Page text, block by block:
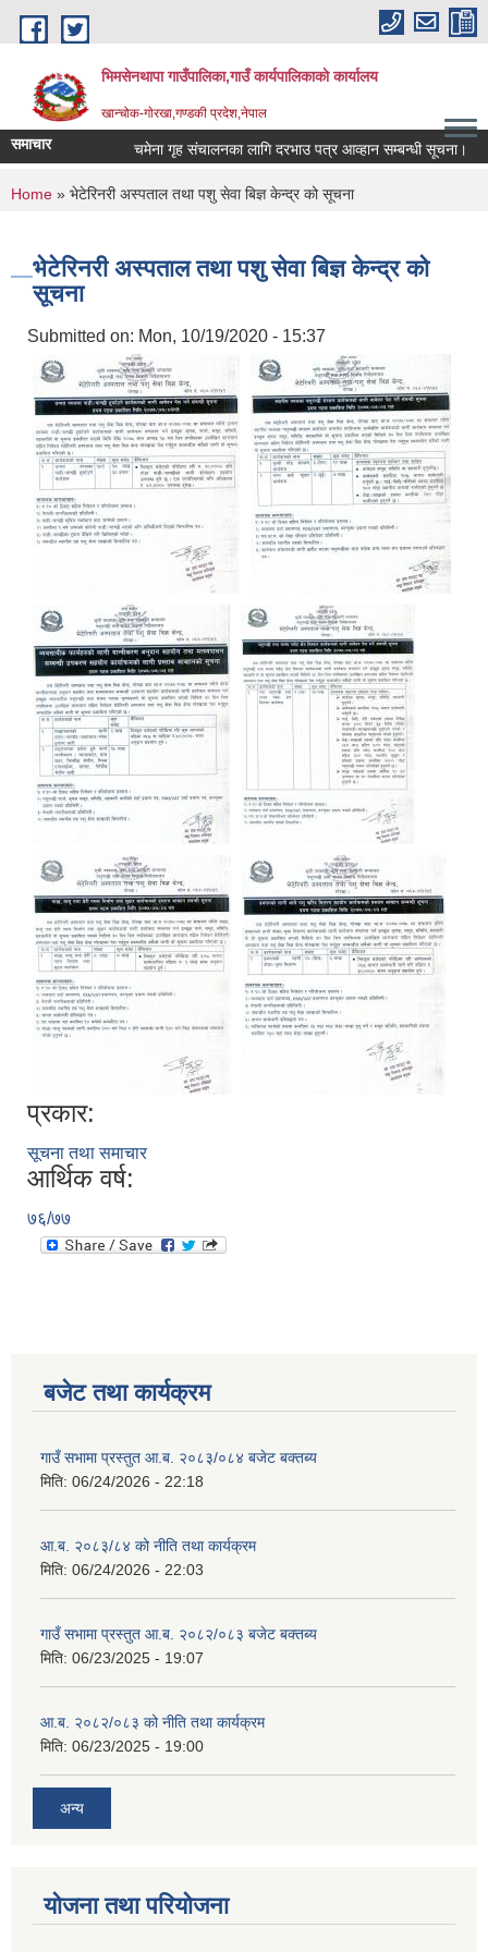
Skip to main content
भिमसेनथापा गाउँपालिका,गाउँ कार्यपालिकाकाे कार्यालय
खान्चोक-गाेरखा,गण्डकी प्रदेश,नेपाल
समाचार चमेना गृह संचालनका लागि दरभाउ पत्र आव्हान सम्बन्धी सूचना।
You are here
Home » भेटेरिनरी अस्पताल तथा पशु सेवा बिज्ञ केन्द्र को सूचना
भेटेरिनरी अस्पताल तथा पशु सेवा बिज्ञ केन्द्र को
सूचना
Submitted on: Mon, 10/19/2020 - 15:37
प्रकार:
सूचना तथा समाचार
आर्थिक वर्ष:
७६/७७
बजेट तथा कार्यक्रम
गाउँ सभामा प्रस्तुत आ.ब. २०८३/०८४ बजेट बक्तब्य
मिति: 06/24/2026 - 22:18
आ.ब. २०८३/८४ को नीति तथा कार्यक्रम
मिति: 06/24/2026 - 22:03
गाउँ सभामा प्रस्तुत आ.ब. २०८२/०८३ बजेट बक्तब्य
मिति: 06/23/2025 - 19:07
आ.ब. २०८२/०८३ को नीति तथा कार्यक्रम
मिति: 06/23/2025 - 19:00
अन्य
योजना तथा परियोजना